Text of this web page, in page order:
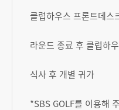
클럽하우스 프론트데스
라운드 종료 후 클럽하
식사 후 개별 귀가
*SBS GOLF를 이용해